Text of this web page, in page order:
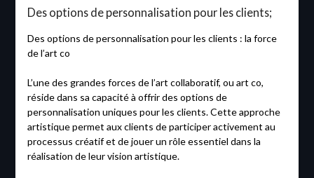
Des options de personnalisation pour les clients;
Des options de personnalisation pour les clients : la force
de l’art co
L’une des grandes forces de l’art collaboratif, ou art co,
réside dans sa capacité à offrir des options de
personnalisation uniques pour les clients. Cette approche
artistique permet aux clients de participer activement au
processus créatif et de jouer un rôle essentiel dans la
réalisation de leur vision artistique.